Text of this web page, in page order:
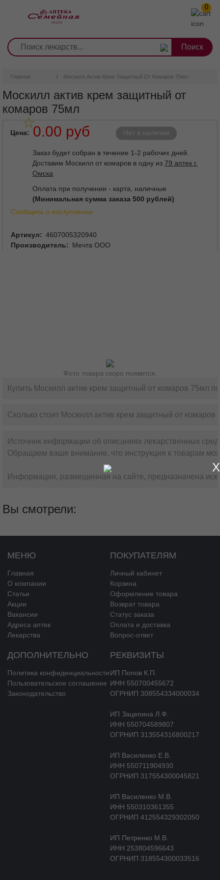
0
Главная Москилл Актив Крем Защитный От Комаров 75мл
Москилл актив крем защитный от
комаров 75мл
Цена 0.00 руб Нет в наличии
Заказ будет собран в течение 1-2 рабочих дней.
Доставим Москилл от комаров в одну из 79 аптек г.
Омска
Оплата при получении - карта, наличные
(Минимальная сумма заказа 500 рублей)
Сообщить о поступлении
Артикул
4607005320940
Производитель
Мечта ООО
Фото товара скоро появится.
Купить Москилл актив крем защитный от комаров 75мл
Сколько стоит Москилл актив крем защитный от
Источник информации об описаниях лекарственных
Обращаем ваше внимание, что инструкция к товарам
Информация, размещенная на сайте, предназначена
X
Вы смотрели:
МЕНЮ
Главная
О компании
Статьи
Акции
Вакансии
Адреса аптек
Лекарства
ПОКУПАТЕЛЯМ
Личный кабинет
Корзина
Оформление товара
Возврат товара
Статус заказа
Оплата и доставка
Вопрос-ответ
ДОПОЛНИТЕЛЬНО
Политика конфиденциальности
Пользовательское соглашение
Законодательство
РЕКВИЗИТЫ
ИП Попов К.П.
ИНН 550700455672
ОГРНИП 308554334000034
ИП Зацепина Л.Ф.
ИНН 550704589807
ОГРНИП 313554316800217
ИП Василенко Е.В.
ИНН 550711904930
ОГРНИП 317554300045821
ИП Василенко М.В.
ИНН 550310361355
ОГРНИП 412554329302050
ИП Петренко М.В.
ИНН 253804596643
ОГРНИП 318554300033516